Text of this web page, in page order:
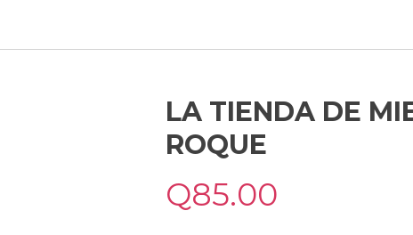
LA TIENDA DE
ROQUE
Q85.00